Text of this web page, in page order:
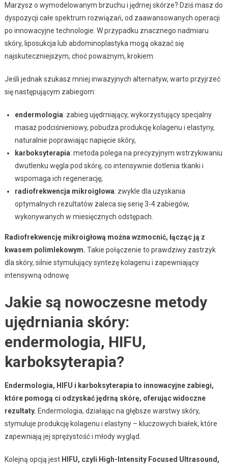
Marzysz o wymodelowanym brzuchu i jędrnej skórze? Dziś masz do
dyspozycji całe spektrum rozwiązań, od zaawansowanych operacji
po innowacyjne technologie. W przypadku znacznego nadmiaru
skóry, liposukcja lub abdominoplastyka mogą okazać się
najskuteczniejszym, choć poważnym, krokiem.
Jeśli jednak szukasz mniej inwazyjnych alternatyw, warto przyjrzeć
się następującym zabiegom:
endermologia: zabieg ujędrniający, wykorzystujący specjalny
masaż podciśnieniowy, pobudza produkcję kolagenu i elastyny,
naturalnie poprawiając napięcie skóry,
karboksyterapia: metoda polega na precyzyjnym wstrzykiwaniu
dwutlenku węgla pod skórę, co intensywnie dotlenia tkanki i
wspomaga ich regenerację,
radiofrekwencja mikroigłowa: zwykle dla uzyskania
optymalnych rezultatów zaleca się serię 3-4 zabiegów,
wykonywanych w miesięcznych odstępach.
Radiofrekwencję mikroigłową można wzmocnić, łącząc ją z
kwasem polimlekowym. Takie połączenie to prawdziwy zastrzyk
dla skóry, silnie stymulujący syntezę kolagenu i zapewniający
intensywną odnowę.
Jakie są nowoczesne metody
ujędrniania skóry:
endermologia, HIFU,
karboksyterapia?
Endermologia, HIFU i karboksyterapia to innowacyjne zabiegi,
które pomogą ci odzyskać jędrną skórę, oferując widoczne
rezultaty. Endermologia, działając na głębsze warstwy skóry,
stymuluje produkcję kolagenu i elastyny – kluczowych białek, które
zapewniają jej sprężystość i młody wygląd.
Kolejną opcją jest HIFU, czyli High-Intensity Focused Ultrasound,